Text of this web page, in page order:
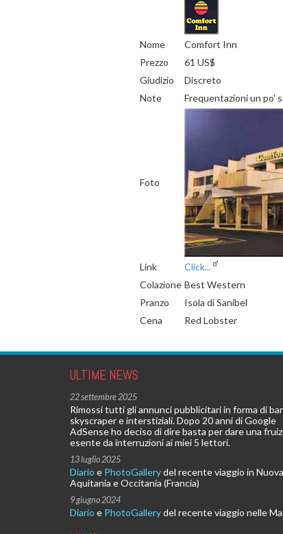
Nome
Comfort Inn
Prezzo
61 US$
Giudizio
Discreto
Note
Frequentazioni un po'
Foto
Link
Click...
Colazione Best Western
Pranzo
Isola di Sanibel
Cena
Red Lobster
ULTIME NEWS
22 settembre 2025
Rimossi tutti gli annunci pubblicitari in forma di
skyscraper e interstiziali. Dopo 20 anni di Google
AdSense ho deciso di dire basta per dare una
esente da interruzioni ai miei 5 lettori.
13 luglio 2025
Diario e PhotoGallerydel recente viaggio in Nuova
Aquitania e Occitania (Francia)
9 giugno 2024
Diario e PhotoGallerydel recente viaggio nelle